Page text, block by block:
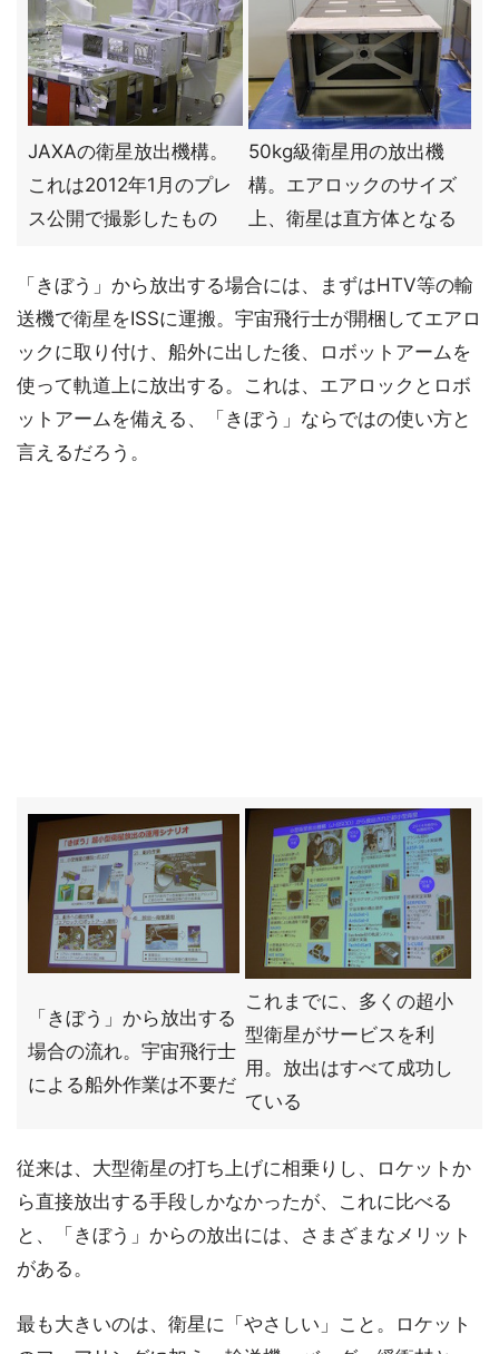
JAXAの衛星放出機構。
これは2012年1月のプレ
ス公開で撮影したもの
50kg級衛星用の放出機
構。エアロックのサイズ
上、衛星は直方体となる
「きぼう」から放出する場合には、まずはHTV等の輸
送機で衛星をISSに運搬。宇宙飛行士が開梱してエアロ
ックに取り付け、船外に出した後、ロボットアームを
使って軌道上に放出する。これは、エアロックとロボ
ットアームを備える、「きぼう」ならではの使い方と
言えるだろう。
「きぼう」から放出する
場合の流れ。宇宙飛行士
による船外作業は不要だ
これまでに、多くの超小
型衛星がサービスを利
用。放出はすべて成功し
ている
従来は、大型衛星の打ち上げに相乗りし、ロケットか
ら直接放出する手段しかなかったが、これに比べる
と、「きぼう」からの放出には、さまざまなメリット
がある。
最も大きいのは、衛星に「やさしい」こと。ロケット